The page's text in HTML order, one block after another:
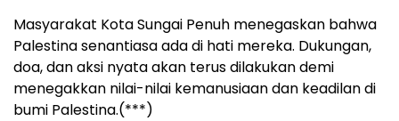
Masyarakat Kota Sungai Penuh menegaskan bahwa
Palestina senantiasa ada di hati mereka. Dukungan,
doa, dan aksi nyata akan terus dilakukan demi
menegakkan nilai-nilai kemanusiaan dan keadilan di
bumi Palestina.(***)